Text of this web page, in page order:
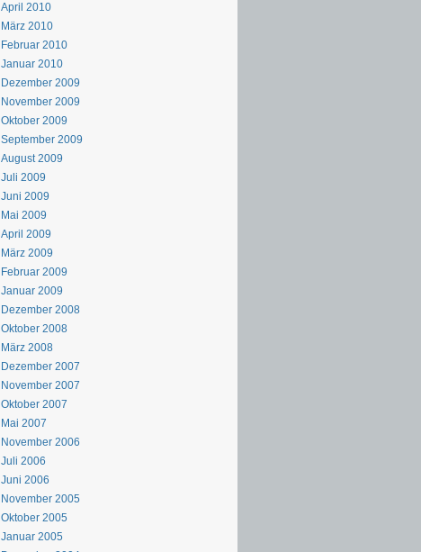
April 2010
März 2010
Februar 2010
Januar 2010
Dezember 2009
November 2009
Oktober 2009
September 2009
August 2009
Juli 2009
Juni 2009
Mai 2009
April 2009
März 2009
Februar 2009
Januar 2009
Dezember 2008
Oktober 2008
März 2008
Dezember 2007
November 2007
Oktober 2007
Mai 2007
November 2006
Juli 2006
Juni 2006
November 2005
Oktober 2005
Januar 2005